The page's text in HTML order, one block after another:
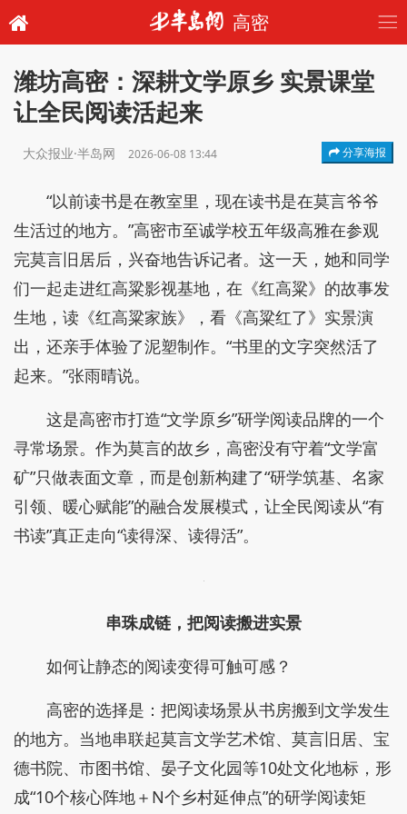
高密
潍坊高密：深耕文学原乡 实景课堂
让全民阅读活起来
大众报业·半岛网 2026-06-08 13:44 分享海报
“以前读书是在教室里，现在读书是在莫言爷爷
生活过的地方。”高密市至诚学校五年级高雅在参观
完莫言旧居后，兴奋地告诉记者。这一天，她和同学
们一起走进红高粱影视基地，在《红高粱》的故事发
生地，读《红高粱家族》，看《高粱红了》实景演
出，还亲手体验了泥塑制作。“书里的文字突然活了
起来。”张雨晴说。
这是高密市打造“文学原乡”研学阅读品牌的一个
寻常场景。作为莫言的故乡，高密没有守着“文学富
矿”只做表面文章，而是创新构建了“研学筑基、名家
引领、暖心赋能”的融合发展模式，让全民阅读从“有
书读”真正走向“读得深、读得活”。
串珠成链，把阅读搬进实景
如何让静态的阅读变得可触可感？
高密的选择是：把阅读场景从书房搬到文学发生
的地方。当地串联起莫言文学艺术馆、莫言旧居、宝
德书院、市图书馆、晏子文化园等10处文化地标，形
成“10个核心阵地＋N个乡村延伸点”的研学阅读矩